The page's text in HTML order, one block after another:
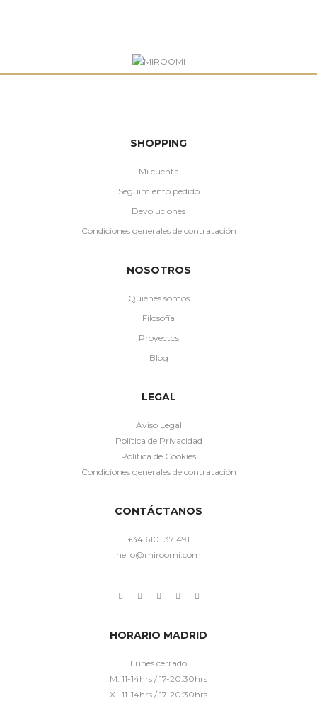
SHOPPING
Mi cuenta
Seguimiento pedido
Devoluciones
Condiciones generales de contratación
NOSOTROS
Quiénes somos
Filosofía
Proyectos
Blog
LEGAL
Aviso Legal
Política de Privacidad
Política de Cookies
Condiciones generales de contratación
CONTÁCTANOS
+34 610 137 491
hello@miroomi.com
HORARIO MADRID
Lunes cerrado
M. 11-14hrs / 17-20:30hrs
X. 11-14hrs / 17-20:30hrs